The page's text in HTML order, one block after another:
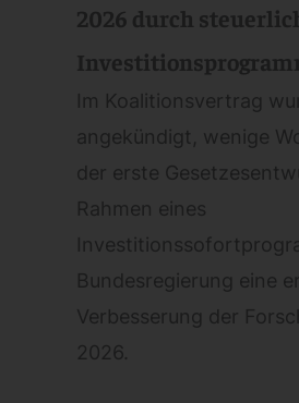
2026 durch
Im Koalitionsvertrag
angekündigt, wenige
der erste
Rahmen eines
Bundesregierung eine
Verbesserung der
2026.